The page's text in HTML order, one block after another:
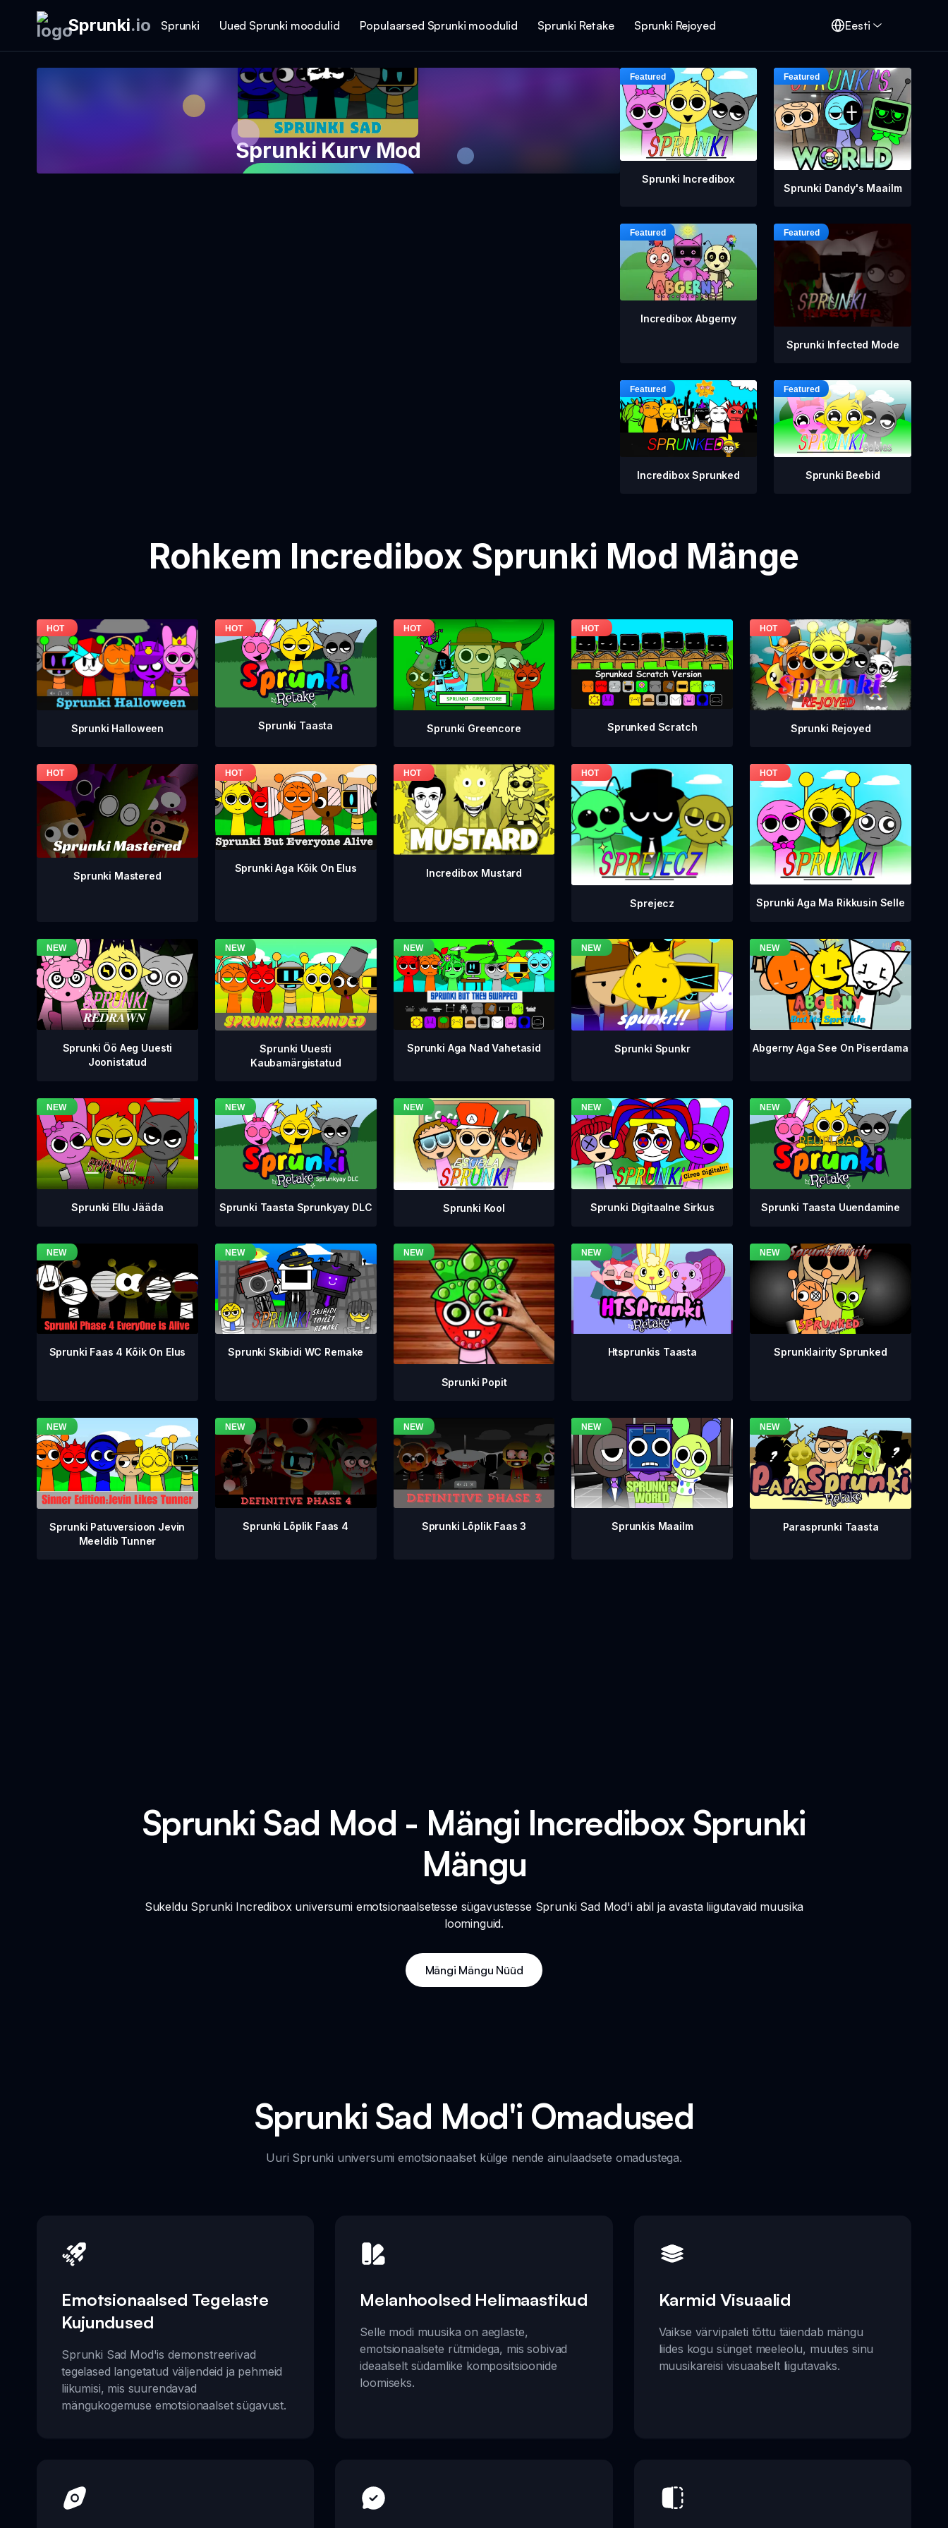
Sprunki.io Sprunki Uued Sprunki moodulid Populaarsed Sprunki moodulid Sprunki Retake Sprunki Rejoyed Eesti
Sprunki Kurv Mod
Sprunki Incredibox
Sprunki Dandy's Maailm
Incredibox Abgerny
Sprunki Infected Mode
Incredibox Sprunked Sprunki Beebid
Rohkem Incredibox Sprunki Mod Mänge
Sprunki Halloween Sprunki Taasta Sprunki Greencore Sprunked Scratch Sprunki Rejoyed
Sprunki Mastered
Sprunki Aga Kõik On Elus Incredibox Mustard
Sprejecz Sprunki Aga Ma Rikkusin Selle
Sprunki Öö Aeg Uuesti
Joonistatud
Sprunki Uuesti
Kaubamärgistatud
Sprunki Aga Nad Vahetasid Sprunki Spunkr Abgerny Aga See On Piserdama
Sprunki Ellu Jääda Sprunki Taasta Sprunkyay DLC Sprunki Kool Sprunki Digitaalne Sirkus Sprunki Taasta Uuendamine
Sprunki Faas 4 Kõik On Elus Sprunki Skibidi WC Remake
Sprunki Popit
Htsprunkis Taasta Sprunklairity Sprunked
Sprunki Patuversioon Jevin
Meeldib Tunner
Sprunki Lõplik Faas 4 Sprunki Lõplik Faas 3 Sprunkis Maailm Parasprunki Taasta
Sprunki Sad Mod - Mängi Incredibox Sprunki
Mängu
Sukeldu Sprunki Incredibox universumi emotsionaalsetesse sügavustesse Sprunki Sad Mod'i abil ja avasta liigutavaid muusika
loominguid.
Mängi Mängu Nüüd
Sprunki Sad Mod'i Omadused
Uuri Sprunki universumi emotsionaalset külge nende ainulaadsete omadustega.
Emotsionaalsed Tegelaste
Kujundused
Sprunki Sad Mod'is demonstreerivad
tegelased langetatud väljendeid ja pehmeid
liikumisi, mis suurendavad
mängukogemuse emotsionaalset sügavust.
Melanhoolsed Helimaastikud
Selle modi muusika on aeglaste,
emotsionaalsete rütmidega, mis sobivad
ideaalselt südamlike kompositsioonide
loomiseks.
Karmid Visuaalid
Vaikse värvipaleti tõttu täiendab mängu
liides kogu sünget meeleolu, muutes sinu
muusikareisi visuaalselt liigutavaks.